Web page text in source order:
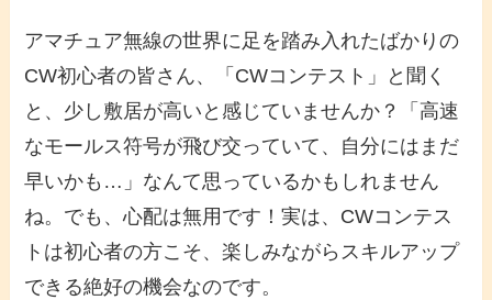
アマチュア無線の世界に足を踏み入れたばかりの
CW初心者の皆さん、「 CWコンテスト 」と聞く
と、少し敷居が高いと感じていませんか？「高速
なモールス符号が飛び交っていて、自分にはまだ
早いかも…」なんて思っているかもしれません
ね。でも、心配は無用です！実は、 CWコンテス
ト は初心者の方こそ、楽しみながらスキルアップ
できる絶好の機会なのです。